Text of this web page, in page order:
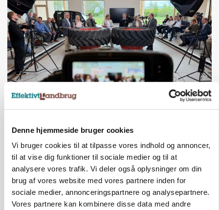
Denne hjemmeside bruger cookies
Vi bruger cookies til at tilpasse vores indhold og annoncer,
til at vise dig funktioner til sociale medier og til at
analysere vores trafik. Vi deler også oplysninger om din
brug af vores website med vores partnere inden for
sociale medier, annonceringspartnere og analysepartnere.
Vores partnere kan kombinere disse data med andre
landbrugets ejerstruktur